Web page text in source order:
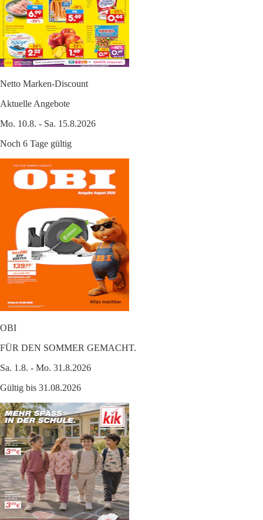
Netto Marken-Discount
Aktuelle Angebote
Mo. 10.8. - Sa. 15.8.2026
Noch 6 Tage gültig
OBI
FÜR DEN SOMMER GEMACHT.
Sa. 1.8. - Mo. 31.8.2026
Gültig bis 31.08.2026